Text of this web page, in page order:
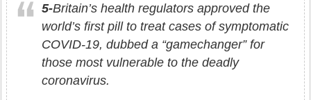
5-Britain’s health regulators approved the
world’s first pill to treat cases of symptomatic
COVID-19, dubbed a “gamechanger” for
those most vulnerable to the deadly
coronavirus.